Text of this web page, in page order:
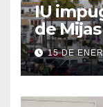
IU
de
15 DE